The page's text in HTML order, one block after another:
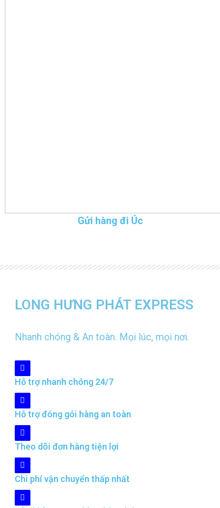
Gửi hàng đi Úc
LONG HƯNG PHÁT EXPRESS
Nhanh chóng & An toàn. Mọi lúc, mọi nơi.
Hỗ trợ nhanh chóng 24/7
Hỗ trợ đóng gói hàng an toàn
Theo dõi đơn hàng tiện lợi
Chi phí vận chuyển thấp nhất